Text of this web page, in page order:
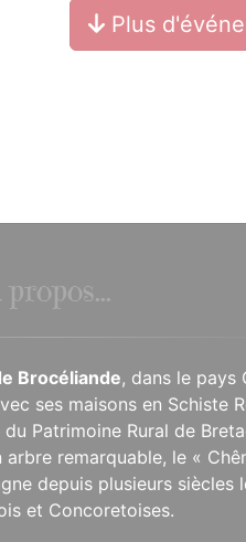
Plus
propos...
Brocéliande, dans le pays
ses maisons en Schiste
Patrimoine Rural de
arbre remarquable, le «
depuis plusieurs siècles
et Concoretoises.